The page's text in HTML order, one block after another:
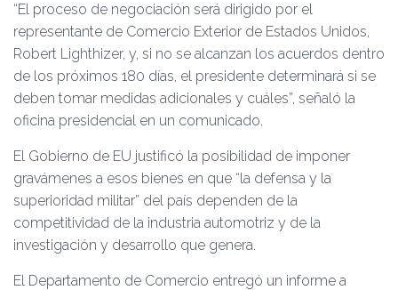
“El proceso de negociación será dirigido por el
representante de Comercio Exterior de Estados Unidos,
Robert Lighthizer, y, si no se alcanzan los acuerdos dentro
de los próximos 180 días, el presidente determinará si se
deben tomar medidas adicionales y cuáles”, señaló la
oficina presidencial en un comunicado.
El Gobierno de EU justificó la posibilidad de imponer
gravámenes a esos bienes en que “la defensa y la
superioridad militar” del país dependen de la
competitividad de la industria automotriz y de la
investigación y desarrollo que genera.
El Departamento de Comercio entregó un informe a